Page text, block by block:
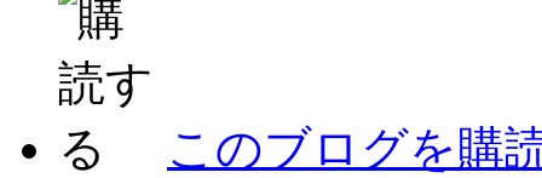
このブログを購